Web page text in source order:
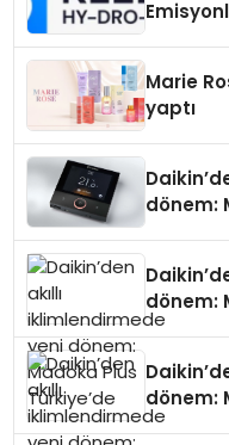
Marie
yaptı
dönem:
dönem:
dönem: